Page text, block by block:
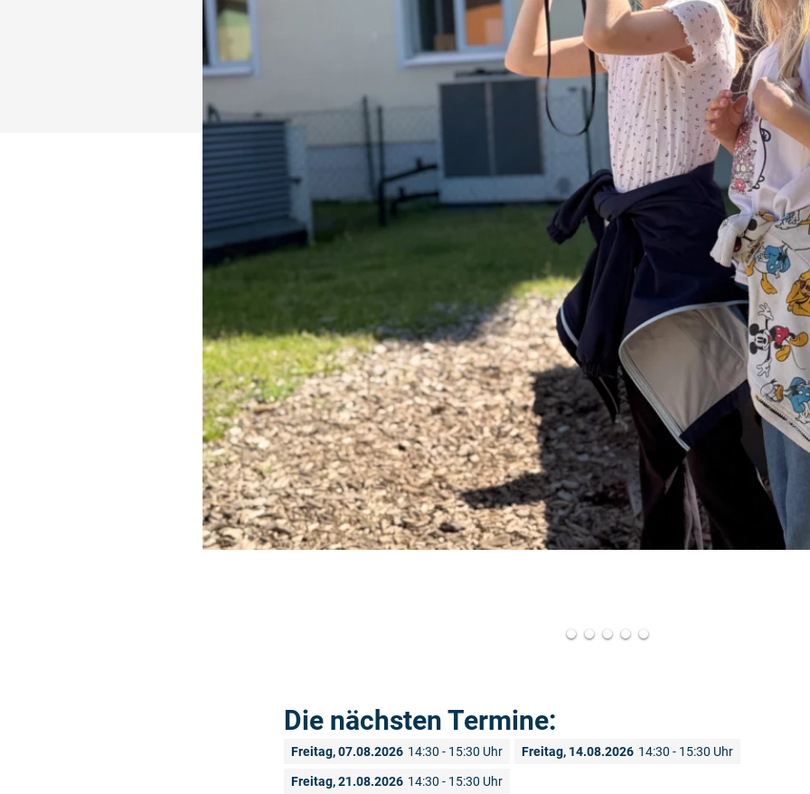
Die nächsten Termine:
Freitag, 07.08.2026 14:30 - 15:30 Uhr Freitag, 14.08.2026 14:30 - 15:30 Uhr
Freitag, 21.08.2026 14:30 - 15:30 Uhr